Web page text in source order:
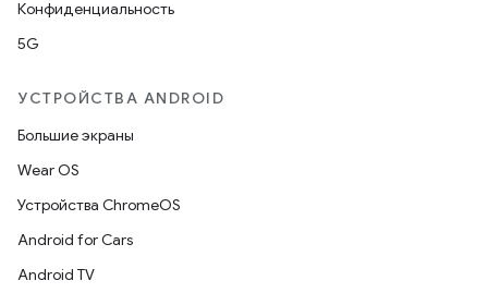
Конфиденциальность
5G
УСТРОЙСТВА ANDROID
Большие экраны
Wear OS
Устройства ChromeOS
Android for Cars
Android TV